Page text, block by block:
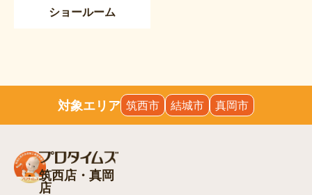
ショールーム
対象エリア 筑西市 結城市 真岡市
筑西店・真岡
店